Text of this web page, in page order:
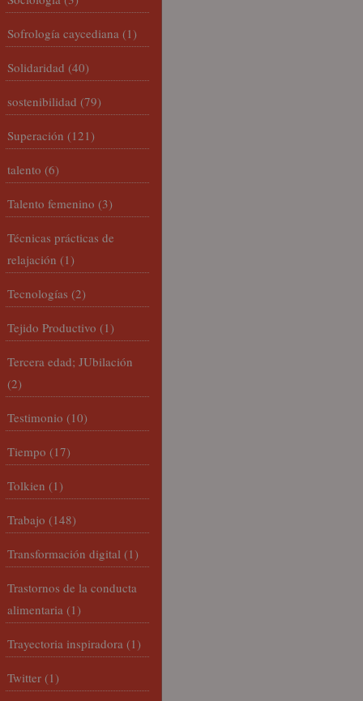
Sofrología caycediana (1)
Solidaridad (40)
sostenibilidad (79)
Superación (121)
talento (6)
Talento femenino (3)
Técnicas prácticas de
relajación (1)
Tecnologías (2)
Tejido Productivo (1)
Tercera edad; JUbilación
(2)
Testimonio (10)
Tiempo (17)
Tolkien (1)
Trabajo (148)
Transformación digital (1)
Trastornos de la conducta
alimentaria (1)
Trayectoria inspiradora (1)
Twitter (1)